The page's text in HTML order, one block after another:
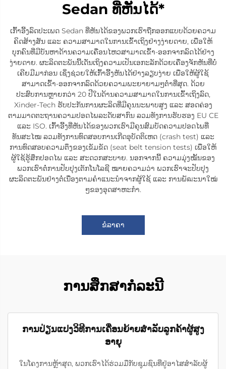
Sedan ທີ່ຫັນໄດ້*
ເກົ້າອີ້ງລົດປະເພດ Sedan ທີ່ຫັນໄດ້ຂອງພວກເຮົາຖືກອອກແບບດ້ວຍຄວາມ
ຄິດສ້າງສັນ ແລະ ຄວາມສາມາດໃນການເຂົ້າເຖິງຢ່າງງ່າຍດາຍ, ເພື່ອໃຫ້
ບຸກຄົນທີ່ມີບັນຫາດ້ານຄວາມເຄື່ອນໄຫວສາມາດເຂົ້າ-ອອກຈາກລົດໄດ້ຢ່າງ
ງ່າຍດາຍ. ຜະລິດຕະພັນນີ້ເດັ່ນເຖິງຄວາມເປັນເອກະລັກດ້ວຍເຄື່ອງຈັກຫັນທີ່ບໍ່
ເຄີຍມີມາກ່ອນ ເຊິ່ງຊ່ວຍໃຫ້ເກົ້າອີ້ງຫັນໄດ້ຢ່າງລຽບງ່າຍ ເພື່ອໃຫ້ຜູ້ໃຊ້
ສາມາດເຂົ້າ-ອອກຈາກລົດດ້ວຍຄວາມພະຍາຍາມໆຕ່ຳທີ່ສຸດ. ດ້ວຍ
ປະສົບການຫຼາຍກວ່າ 20 ປີໃນດ້ານຄວາມສາມາດໃນການເຂົ້າເຖິງລົດ,
Xinder-Tech ຮັບປະກັນການຜະລິດທີ່ມີຄຸນນະພາບສູງ ແລະ ສອດຄ່ອງ
ຕາມມາດຕະຖານຄວາມປອດໄພລະດັບສາກົນ ລວມທັງການຮັບຮອງ EU CE
ແລະ ISO. ເກົ້າອີ້ງທີ່ຫັນໄດ້ຂອງພວກເຮົາມີຄຸນສົມບັດຄວາມປອດໄພທີ່
ທັນສະໄໝ ລວມທັງການທົດສອບການເກີດອຸບັດຕິເຫດ (crash test) ແລະ
ການທົດສອບຄວາມຕຶງຂອງເຂັມຂັດ (seat belt tension tests) ເພື່ອໃຫ້
ຜູ້ໃຊ້ຮູ້ສຶກປອດໄພ ແລະ ສະດວກສະບາຍ. ນອກຈາກນີ້ ຄວາມມຸ່ງໝັ້ນຂອງ
ພວກເຮົາຕໍ່ການປັບປຸງເຕັກໂນໂລຊີ ໝາຍຄວາມວ່າ ພວກເຮົາຈະປັບປຸງ
ຜະລິດຕະພັນຢ່າງຕໍ່ເນື່ອງຕາມຄຳແນະນຳຈາກຜູ້ໃຊ້ ແລະ ການພັฒະນາໃໝ່
ໆຂອງອຸດສາຫະກຳ.
ຂໍລາຄາ
ການສຶກສາກໍລະນີ
ການປ່ຽນແປງວິທີການເຄື່ອນຍ້າຍສຳລັບລູກຄ້າຜູ້ສູງ
ອາຍຸ
ໃນໂຄງການຫຼ້າສຸດ, ພວກເຮົາໄດ້ຮ່ວມມືກັບຊຸມຊົນທີ່ຢູ່ອາໄສສຳລັບຜູ້